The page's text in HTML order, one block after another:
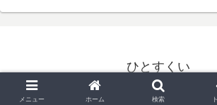
ひとすくい
© 2017 ひとすくい.
メニュー ホーム 検索